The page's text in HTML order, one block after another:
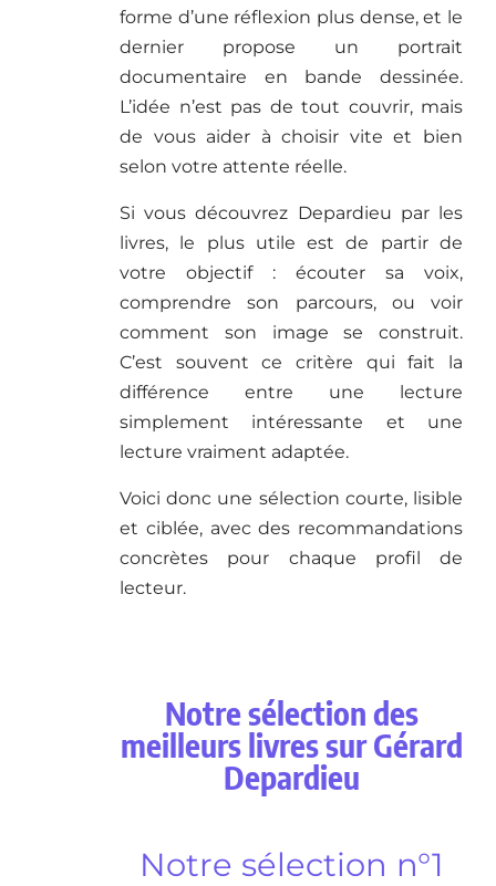
forme d’une réflexion plus dense, et le
dernier propose un portrait
documentaire en bande dessinée.
L’idée n’est pas de tout couvrir, mais
de vous aider à choisir vite et bien
selon votre attente réelle.
Si vous découvrez Depardieu par les
livres, le plus utile est de partir de
votre objectif : écouter sa voix,
comprendre son parcours, ou voir
comment son image se construit.
C’est souvent ce critère qui fait la
différence entre une lecture
simplement intéressante et une
lecture vraiment adaptée.
Voici donc une sélection courte, lisible
et ciblée, avec des recommandations
concrètes pour chaque profil de
lecteur.
Notre sélection des
meilleurs livres sur Gérard
Depardieu
Notre sélection n°1